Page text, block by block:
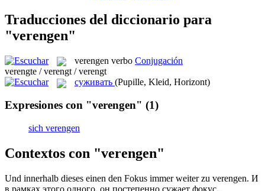
Traducciones del diccionario para
"verengen"
verengen verbo Conjugación
verengte / verengt / verengt
суживать (Pupille, Kleid, Horizont)
Expresiones con "verengen" (1)
sich verengen
Contextos con "verengen"
Und innerhalb dieses einen den Fokus immer weiter zu verengen. И
в рамках этого одного, он постепенно сужает фокус,